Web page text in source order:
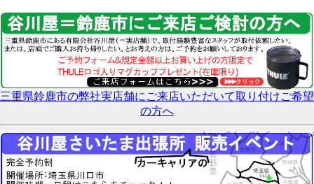
三重県鈴鹿市の弊社実店舗にご来店いただいて取り付けご希望
の方へ